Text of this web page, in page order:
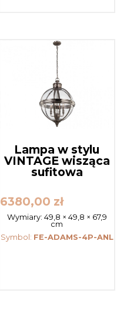
Lampa w stylu
VINTAGE wisząca
sufitowa
6380,00 zł
Wymiary: 49,8 × 49,8 × 67,9
cm
Symbol: FE-ADAMS-4P-ANL